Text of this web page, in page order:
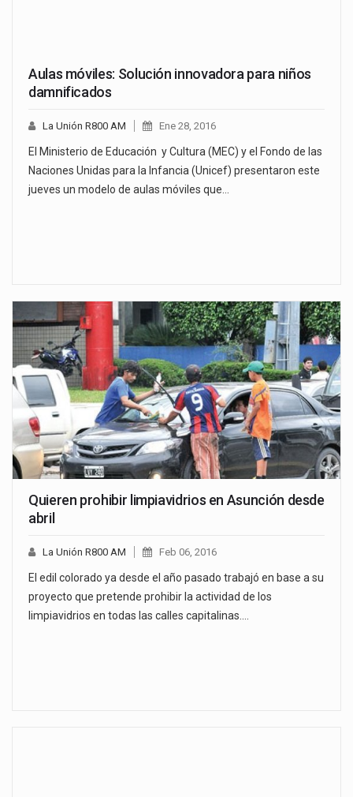
Aulas móviles: Solución innovadora para niños
damnificados
La Unión R800 AM Ene 28, 2016
El Ministerio de Educación y Cultura (MEC) y el Fondo de las
Naciones Unidas para la Infancia (Unicef) presentaron este
jueves un modelo de aulas móviles que…
Quieren prohibir limpiavidrios en Asunción desde
abril
La Unión R800 AM Feb 06, 2016
El edil colorado ya desde el año pasado trabajó en base a su
proyecto que pretende prohibir la actividad de los
limpiavidrios en todas las calles capitalinas.…